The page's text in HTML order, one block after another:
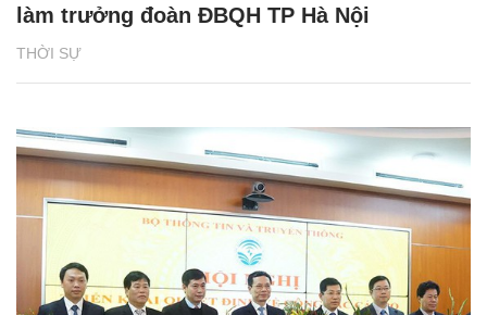
THỜI SỰ
làm trưởng đoàn ĐBQH TP Hà Nội